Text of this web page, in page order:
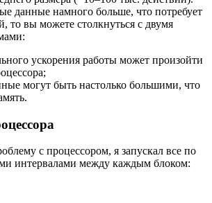
данные намного больше, что потребует
то вы можете столкнуться с двумя
ускорения работы может произойти
могут быть настолько большими, что
с процессором, я запускал все по
интервалами между каждым блоком: